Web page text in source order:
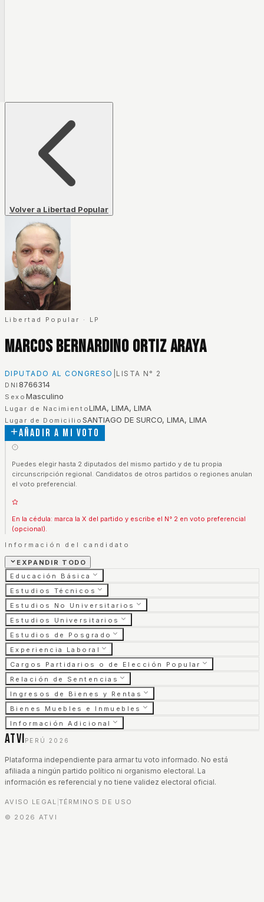
Volver a Libertad Popular
Libertad Popular · LP
Marcos Bernardino Ortiz Araya
DIPUTADO AL CONGRESO LISTA N° 2
DNI 8766314
Sexo Masculino
Lugar de NacimientoLIMA, LIMA, LIMA
Lugar de Domicilio SANTIAGO DE SURCO, LIMA, LIMA
Añadir a mi voto
Puedes elegir hasta 2 diputados del mismo partido y de tu propia
circunscripción regional. Candidatos de otros partidos o regiones anulan
el voto preferencial.
En la cédula: marca la X del partido y escribe el N° 2 en voto preferencial
(opcional).
Información del candidato
EXPANDIR TODO
Educación Básica
Estudios Técnicos
Estudios No Universitarios
Estudios Universitarios
Estudios de Posgrado
Experiencia Laboral
Cargos Partidarios o de Elección Popular
Relación de Sentencias
Ingresos de Bienes y Rentas
Bienes Muebles e Inmuebles
Información Adicional
ATVI PERÚ 2026
Plataforma independiente para armar tu voto informado. No está
afiliada a ningún partido político ni organismo electoral. La
información es referencial y no tiene validez electoral oficial.
AVISO LEGAL TÉRMINOS DE USO
© 2026 ATVI